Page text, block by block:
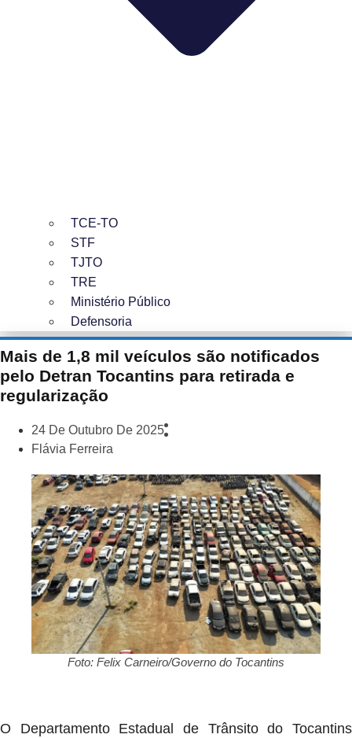
TCE-TO
STF
TJTO
TRE
Ministério Público
Defensoria
Mais de 1,8 mil veículos são notificados
pelo Detran Tocantins para retirada e
regularização
24 De Outubro De 2025
Flávia Ferreira
Foto: Felix Carneiro/Governo do Tocantins
O Departamento Estadual de Trânsito do Tocantins